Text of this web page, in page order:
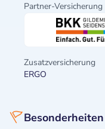
Partner-Versicherung
Zusatzversicherung
ERGO
Besonderheiten